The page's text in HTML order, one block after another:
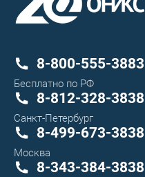
8-800-555-3883
Бесплатно по РФ
8-812-328-3838
Санкт-Петербург
8-499-673-3838
Москва
8-343-384-3838